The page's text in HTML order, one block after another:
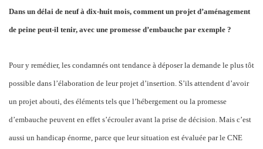
Dans un délai de neuf à dix-huit mois, comment un projet d’aménagement
de peine peut-il tenir, avec une promesse d’embauche par exemple ?
Pour y remédier, les condamnés ont tendance à déposer la demande le plus tôt
possible dans l’élaboration de leur projet d’insertion. S’ils attendent d’avoir
un projet abouti, des éléments tels que l’hébergement ou la promesse
d’embauche peuvent en effet s’écrouler avant la prise de décision. Mais c’est
aussi un handicap énorme, parce que leur situation est évaluée par le CNE